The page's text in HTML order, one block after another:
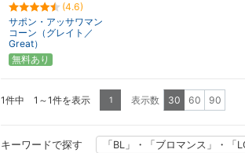
(4.6)
サポン・アッサワマン
コーン（グレイト／
Great）
無料あり
1件中 1～1件を表示 1 表示数 30 60 90
キーワードで探す 「BL」・「ブロマンス」・「